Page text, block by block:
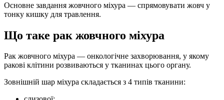
Основне завдання жовчного міхура — спрямовувати жовч у
тонку кишку для травлення.
Що таке рак жовчного міхура
Рак жовчного міхура — онкологічне захворювання, у якому
ракові клітини розвиваються у тканинах цього органу.
Зовнішній шар міхура складається з 4 типів тканини: